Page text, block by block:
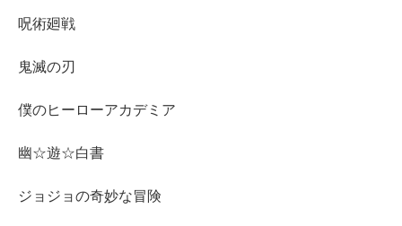
呪術廻戦
鬼滅の刃
僕のヒーローアカデミア
幽☆遊☆白書
ジョジョの奇妙な冒険